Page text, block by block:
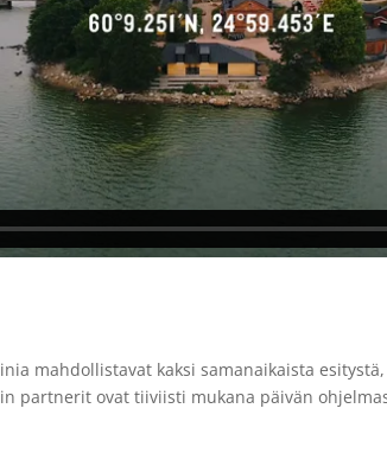
mahdollistavat kaksi samanaikaista
partnerit ovat tiiviisti mukana päivän